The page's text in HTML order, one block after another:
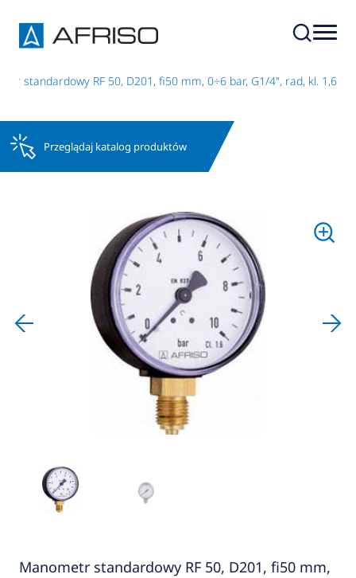
standardowy RF 50, D201, fi50 mm, 0÷6 bar, G1/4", rad, kl. 1,6
Przeglądaj katalog produktów
Manometr standardowy RF 50, D201, fi50 mm,